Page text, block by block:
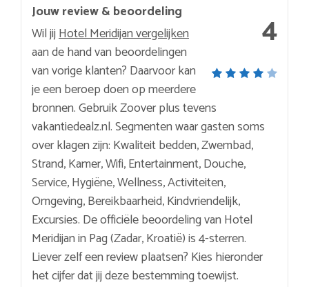
4
Jouw review & beoordeling
Wil jijHotel Meridijan vergelijken
aan de hand van beoordelingen
van vorige klanten? Daarvoor kan
je een beroep doen op meerdere
bronnen. Gebruik Zoover plus tevens
vakantiedealz.nl. Segmenten waar gasten soms
over klagen zijn: Kwaliteit bedden, Zwembad,
Strand, Kamer, Wifi, Entertainment, Douche,
Service, Hygiëne, Wellness, Activiteiten,
Omgeving, Bereikbaarheid, Kindvriendelijk,
Excursies. De officiële beoordeling van Hotel
Meridijan in Pag (Zadar, Kroatië) is 4-sterren.
Liever zelf een review plaatsen? Kies hieronder
het cijfer dat jij deze bestemming toewijst.